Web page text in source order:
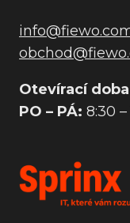
Otevírací
PO – PÁ: 8:30 –